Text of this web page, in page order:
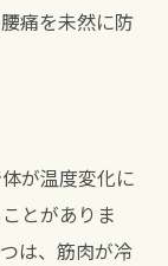
痛を未然に防
が温度変化に
とがありま
は、筋肉が冷